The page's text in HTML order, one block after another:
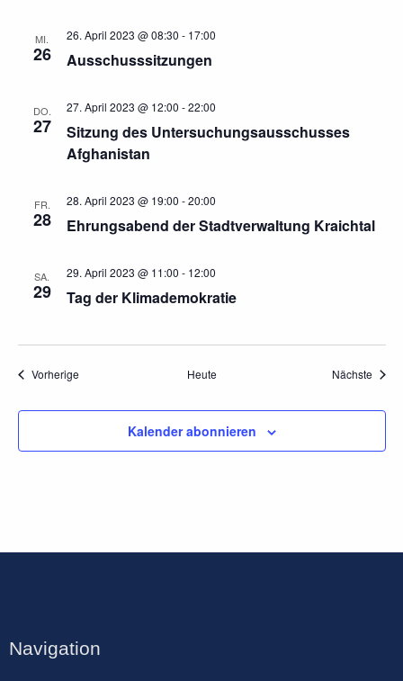
MI.
26
26. April 2023 @ 08:30 - 17:00
Ausschusssitzungen
DO.
27
27. April 2023 @ 12:00 -22:00
Sitzung des Untersuchungsausschusses
Afghanistan
FR.
28
28. April 2023 @ 19:00 -20:00
Ehrungsabend der Stadtverwaltung Kraichtal
SA.
29
29. April 2023 @ 11:00 - 12:00
Tag der Klimademokratie
VorherigeVeranstaltungen Heute Nächste
Kalender abonnieren
Navigation